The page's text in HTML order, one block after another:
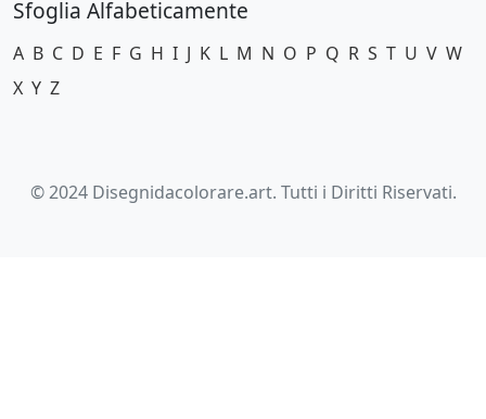
Sfoglia Alfabeticamente
A B C D E F G H I J K L M N O P Q R S T U V W
X Y Z
© 2024 Disegnidacolorare.art. Tutti i Diritti Riservati.